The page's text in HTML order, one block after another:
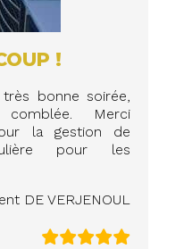
!
bonne soirée,
Merci
la gestion de
pour les
DE VERJENOUL